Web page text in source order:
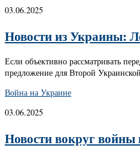
03.06.2025
Новости из Украины:
Если объективно рассматривать
предложение для Второй
Война на Украине
03.06.2025
Новости вокруг войны